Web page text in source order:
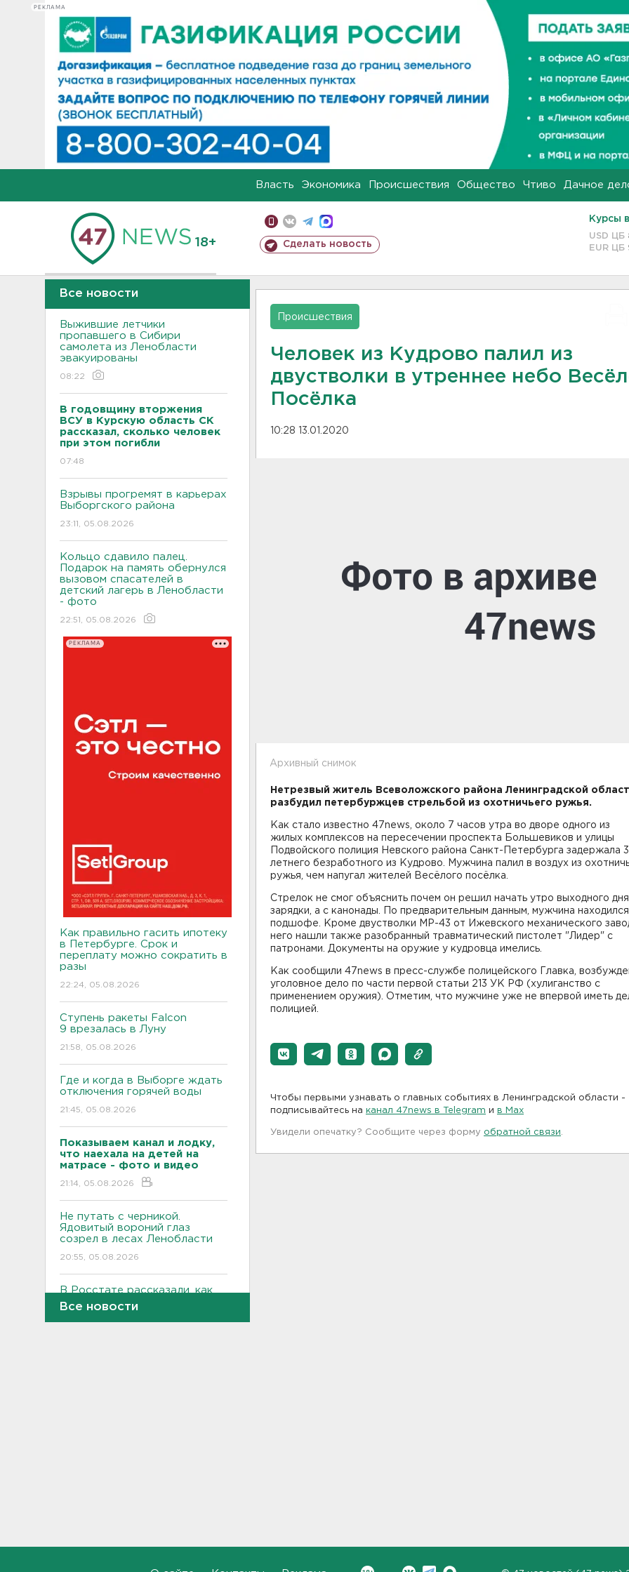
РЕКЛАМА
Власть Экономика Происшествия Общество Чтиво Дачное
18+ Сделать новость
Курсы
USD ЦБ
EUR ЦБ
Все новости
Выжившие летчики
пропавшего в Сибири
самолета из Ленобласти
эвакуированы
08:22
В годовщину вторжения
ВСУ в Курскую область СК
рассказал, сколько человек
при этом погибли
07:48
Взрывы прогремят в карьерах
Выборгского района
23:11, 05.08.2026
Кольцо сдавило палец.
Подарок на память обернулся
вызовом спасателей в
детский лагерь в Ленобласти
- фото
22:51, 05.08.2026
РЕКЛАМА
Как правильно гасить ипотеку
в Петербурге. Срок и
переплату можно сократить в
разы
22:24, 05.08.2026
Ступень ракеты Falcon
9 врезалась в Луну
21:58, 05.08.2026
Где и когда в Выборге ждать
отключения горячей воды
21:45, 05.08.2026
Показываем канал и лодку,
что наехала на детей на
матрасе - фото и видео
21:14, 05.08.2026
Не путать с черникой.
Ядовитый вороний глаз
созрел в лесах Ленобласти
20:55, 05.08.2026
В Росстате рассказали, как
за неделю изменились цены
на бензин в Ленобласти и
других регионах
Все новости
Происшествия
Человек из Кудрово палил из
двустволки в утреннее небо
Посёлка
10:28 13.01.2020
Архивный снимок
Нетрезвый житель Всеволожского района Ленинградской
разбудил петербуржцев стрельбой из охотничьего ружья.
Как стало известно 47news, около 7 часов утра во дворе одного из
жилых комплексов на пересечении проспекта Большевиков и улицы
Подвойского полиция Невского района Санкт-Петербурга задержала
летнего безработного из Кудрово. Мужчина палил в воздух из
ружья, чем напугал жителей Весёлого посёлка.
Стрелок не смог объяснить почем он решил начать утро выходного
зарядки, а с канонады. По предварительным данным, мужчина находился
подшофе. Кроме двустволки МР-43 от Ижевского механического
него нашли также разобранный травматический пистолет "Лидер" с
патронами. Документы на оружие у кудровца имелись.
Как сообщили 47news в пресс-службе полицейского Главка,
уголовное дело по части первой статьи 213 УК РФ (хулиганство с
применением оружия). Отметим, что мужчине уже не впервой иметь
полицией.
Чтобы первыми узнавать о главных событиях в Ленинградской области -
подписывайтесь на канал 47news в Telegram и в Maх
Увидели опечатку? Сообщите через форму обратной связи